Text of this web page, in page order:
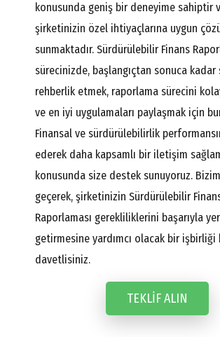
konusunda geniş bir deneyime sahiptir
şirketinizin özel ihtiyaçlarına uygun
sunmaktadır. Sürdürülebilir Finans
sürecinizde, başlangıçtan sonuca kadar
rehberlik etmek, raporlama sürecini
ve en iyi uygulamaları paylaşmak için
Finansal ve sürdürülebilirlik
ederek daha kapsamlı bir iletişim
konusunda size destek sunuyoruz.
geçerek, şirketinizin Sürdürülebilir
Raporlaması gerekliliklerini başarıyla
getirmesine yardımcı olacak bir işbirliği
davetlisiniz.
TEKLIF ALIN